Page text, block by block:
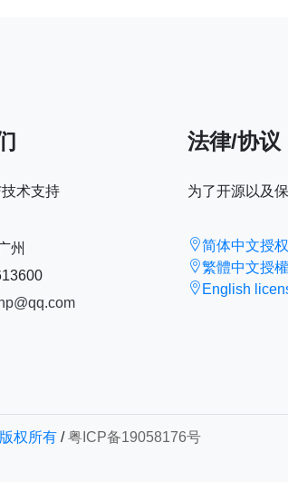
术支持
州
法律/协议
为了开源以及
简体中文授
繁體中文授
English
权所有 /粤ICP备19058176号